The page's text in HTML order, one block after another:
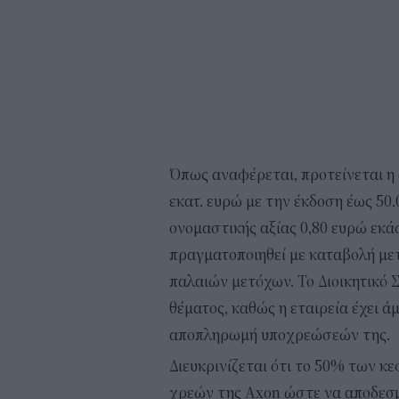
Όπως αναφέρεται, προτείνεται
εκατ. ευρώ με την έκδοση έως
ονομαστικής αξίας 0,80 ευρώ
πραγματοποιηθεί με καταβολή
παλαιών μετόχων. Το Διοικητικό
θέματος, καθώς η εταιρεία έχει
αποπληρωμή υποχρεώσεών της.
Διευκρινίζεται ότι το 50% των
χρεών της Axon ώστε να